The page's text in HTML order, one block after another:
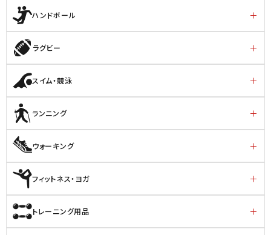
ハンドボール
ラグビー
スイム・競泳
ランニング
ウォーキング
フィットネス・ヨガ
トレーニング用品